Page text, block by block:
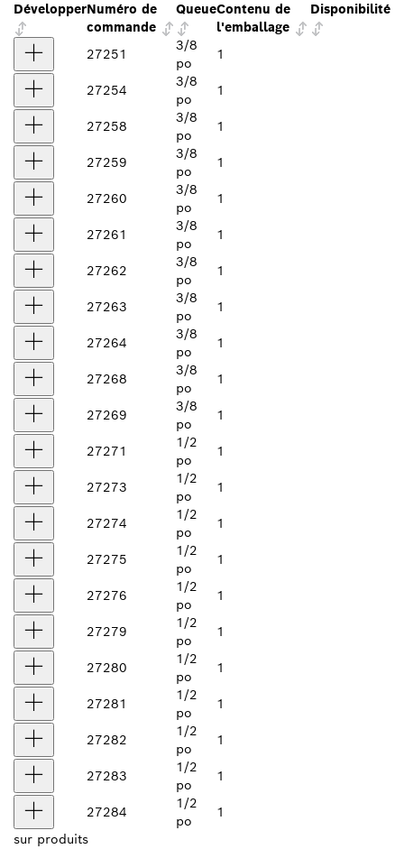
DévelopperNuméro de
commande
QueueContenu de
l'emballage
Disponibilité
27251
3/8
po
1
27254
3/8
po
1
27258
3/8
po
1
27259
3/8
po
1
27260
3/8
po
1
27261
3/8
po
1
27262
3/8
po
1
27263
3/8
po
1
27264
3/8
po
1
27268
3/8
po
1
27269
3/8
po
1
27271
1/2
po
1
27273
1/2
po
1
27274
1/2
po
1
27275
1/2
po
1
27276
1/2
po
1
27279
1/2
po
1
27280
1/2
po
1
27281
1/2
po
1
27282
1/2
po
1
27283
1/2
po
1
27284
1/2
po
1
sur produits